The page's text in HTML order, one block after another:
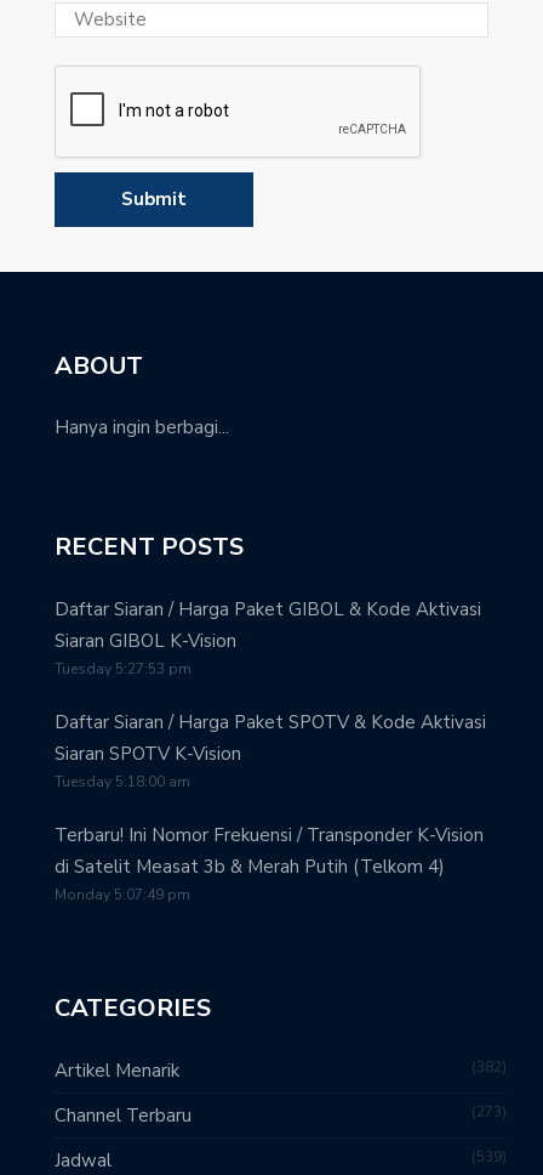
ABOUT
Hanya ingin berbagi...
RECENT POSTS
Daftar Siaran / Harga Paket GIBOL & Kode Aktivasi
Siaran GIBOL K-Vision
Tuesday 5:27:53 pm
Daftar Siaran / Harga Paket SPOTV & Kode Aktivasi
Siaran SPOTV K-Vision
Tuesday 5:18:00 am
Terbaru! Ini Nomor Frekuensi / Transponder K-Vision
di Satelit Measat 3b & Merah Putih (Telkom 4)
Monday 5:07:49 pm
CATEGORIES
Artikel Menarik 382
Channel Terbaru 273
Jadwal 539